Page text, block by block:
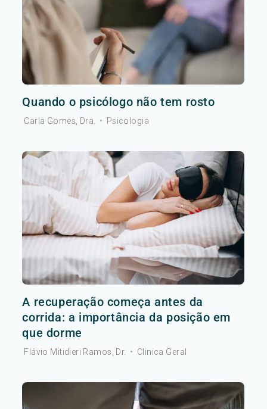
Quando o psicólogo não tem rosto
Carla Gomes, Dra. • Psicologia
A recuperação começa antes da
corrida: a importância da posição em
que dorme
Flávio Mitidieri Ramos, Dr. • Clinica Geral